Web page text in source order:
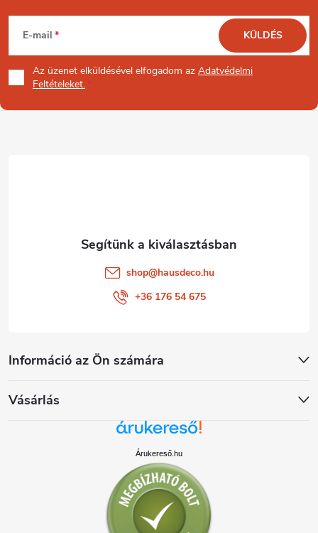
L
á
b
E-mail
Az üzenet elküldésével elfogadom az Adatvédelmi
Feltételeket.
KÜLDÉS
Információ az Ön számára
Vásárlás
shop@hausdeco.hu
+36 176 54 675
Árukereső.hu